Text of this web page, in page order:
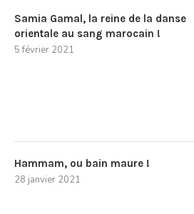
Samia Gamal, la reine de la danse
orientale au sang marocain !
5 février 2021
Hammam, ou bain maure !
28 janvier 2021